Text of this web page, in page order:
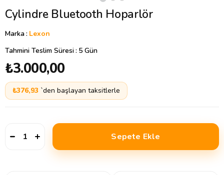
Cylindre Bluetooth Hoparlör
Marka: Lexon
Tahmini Teslim Süresi: 5 Gün
₺3.000,00
₺376,93 `den başlayan taksitlerle